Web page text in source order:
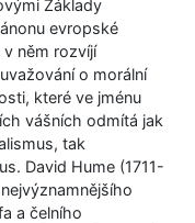
Základy
evropské
něm rozvíjí
o morální
které ve jménu
vášních odmítá jak
tak
David Hume (1711-
a čelního